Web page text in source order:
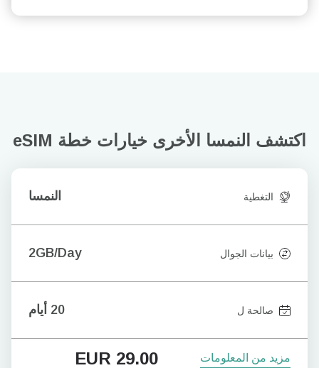
اكتشف النمسا الأخرى خيارات خطة eSIM
التغطية النمسا
بيانات الجوال 2GB/Day
صالحة ل 20 أيام
مزيد من المعلومات EUR 29.00